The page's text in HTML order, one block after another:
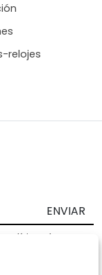
relojes
ENVIAR
Política de